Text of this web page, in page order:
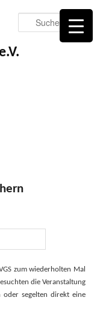
zum wiederholten Mal
die Veranstaltung
segelten direkt eine